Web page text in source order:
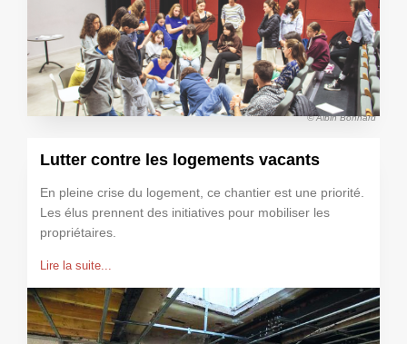
© Albin Bonnard
Lutter contre les logements vacants
En pleine crise du logement, ce chantier est une priorité.
Les élus prennent des initiatives pour mobiliser les
propriétaires.
Lire la suite...